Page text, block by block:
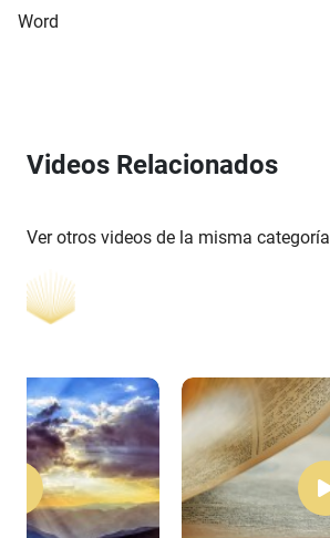
Word
Videos Relacionados
Ver otros videos de la misma categoría